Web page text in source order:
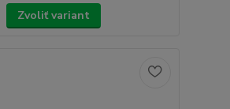
Zvoliť variant